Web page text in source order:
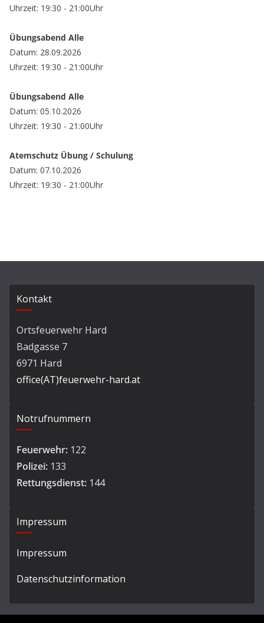
Uhrzeit: 19:30 - 21:00Uhr
Übungsabend Alle
Datum: 28.09.2026
Uhrzeit: 19:30 - 21:00Uhr
Übungsabend Alle
Datum: 05.10.2026
Uhrzeit: 19:30 - 21:00Uhr
Atemschutz Übung / Schulung
Datum: 07.10.2026
Uhrzeit: 19:30 - 21:00Uhr
Kontakt
Ortsfeuerwehr Hard
Badgasse 7
6971 Hard
office(AT)feuerwehr-hard.at
Notrufnummern
Feuerwehr: 122
Polizei: 133
Rettungsdienst: 144
Impressum
Impressum
Datenschutzinformation